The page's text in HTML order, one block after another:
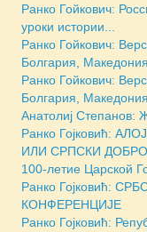
Ранко Гойкович:
уроки истории...
Ранко Гойкович:
Болгария,
Ранко Гойкович:
Болгария,
Анатолиј
Ранко Гојковић:
ИЛИ СРПСКИ
100-летие Царской
Ранко Гојковић:
КОНФЕРЕНЦИЈЕ
Ранко Гојковић: